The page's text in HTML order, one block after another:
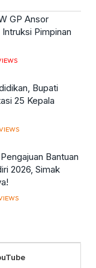
GP Ansor
Pimpinan
Bupati
25 Kepala
Bantuan
2026, Simak